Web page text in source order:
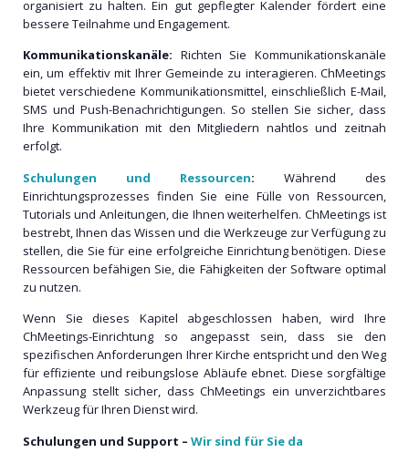
organisiert zu halten. Ein gut gepflegter Kalender fördert eine
bessere Teilnahme und Engagement.
Kommunikationskanäle: Richten Sie Kommunikationskanäle
ein, um effektiv mit Ihrer Gemeinde zu interagieren. ChMeetings
bietet verschiedene Kommunikationsmittel, einschließlich E-Mail,
SMS und Push-Benachrichtigungen. So stellen Sie sicher, dass
Ihre Kommunikation mit den Mitgliedern nahtlos und zeitnah
erfolgt.
Schulungen und Ressourcen: Während des
Einrichtungsprozesses finden Sie eine Fülle von Ressourcen,
Tutorials und Anleitungen, die Ihnen weiterhelfen. ChMeetings ist
bestrebt, Ihnen das Wissen und die Werkzeuge zur Verfügung zu
stellen, die Sie für eine erfolgreiche Einrichtung benötigen. Diese
Ressourcen befähigen Sie, die Fähigkeiten der Software optimal
zu nutzen.
Wenn Sie dieses Kapitel abgeschlossen haben, wird Ihre
ChMeetings-Einrichtung so angepasst sein, dass sie den
spezifischen Anforderungen Ihrer Kirche entspricht und den Weg
für effiziente und reibungslose Abläufe ebnet. Diese sorgfältige
Anpassung stellt sicher, dass ChMeetings ein unverzichtbares
Werkzeug für Ihren Dienst wird.
Schulungen und Support – Wir sind für Sie da